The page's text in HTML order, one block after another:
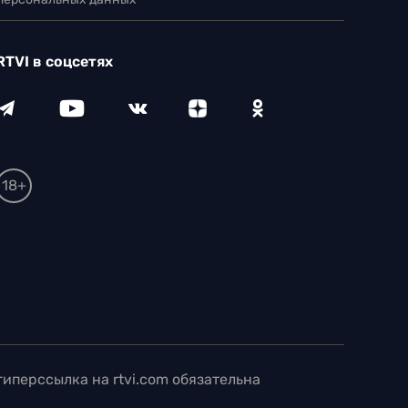
в соцсетях
18+
на rtvi.com обязательна